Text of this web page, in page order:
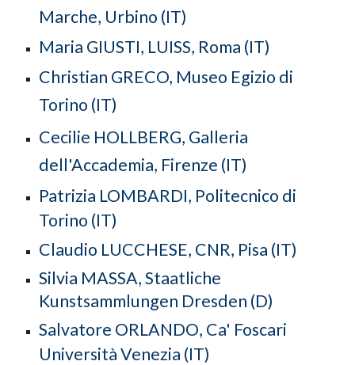
Marche, Urbino (IT)
Maria GIUSTI, LUISS, Roma (IT)
Christian GRECO, Museo Egizio di
Torino (IT)
Cecilie HOLLBERG, Galleria
dell'Accademia, Firenze (IT)
Patrizia LOMBARDI, Politecnico di
Torino (IT)
Claudio LUCCHESE, CNR, Pisa (IT)
Silvia MASSA,Staatliche
Kunstsammlungen Dresden (D)
Salvatore ORLANDO, Ca' Foscari
Università Venezia (IT)